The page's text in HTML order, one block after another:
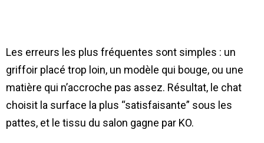
Les erreurs les plus fréquentes sont simples : un
griffoir placé trop loin, un modèle qui bouge, ou une
matière qui n’accroche pas assez. Résultat, le chat
choisit la surface la plus “satisfaisante” sous les
pattes, et le tissu du salon gagne par KO.